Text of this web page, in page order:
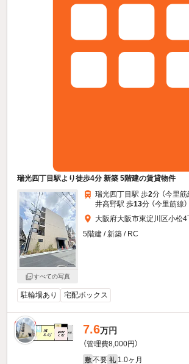
瑞光四丁目駅より徒歩4分 新築 5階建の賃貸物件
すべての写真
瑞光四丁目駅 歩2分 （今里筋
井高野駅 歩13分 （今里筋線）
大阪府大阪市東淀川区小松4
5階建 / 新築 / RC
駐輪場あり 宅配ボックス
新着 7.6万円
（管理費8,000円）
敷 不要 礼 1.0ヶ月